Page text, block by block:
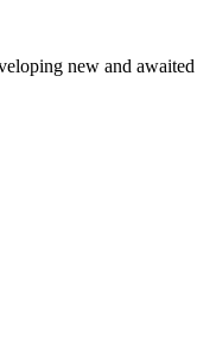
new and